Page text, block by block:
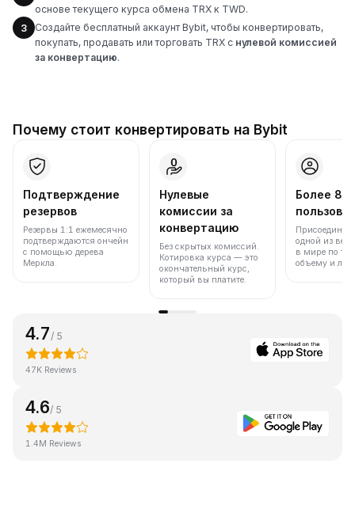
основе текущего курса обмена TRX к TWD.
3
Создайте бесплатный аккаунт Bybit, чтобы конвертировать,
покупать, продавать или торговать TRX с нулевой комиссией
за конвертацию.
Почему стоит конвертировать на Bybit
Подтверждение
резервов
Резервы 1:1 ежемесячно
подтверждаются ончейн
с помощью дерева
Меркла.
Нулевые
комиссии за
конвертацию
Без скрытых комиссий.
Котировка курса — это
окончательный курс,
который вы платите.
Более 86
одной из
в мире по
объему и
4.7 / 5
47K Reviews
4.6/ 5
1.4M Reviews